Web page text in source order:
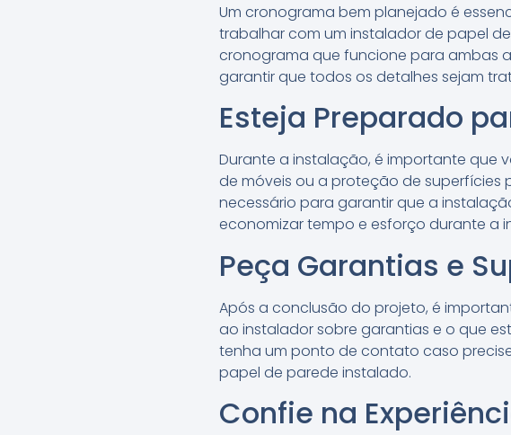
Um cronograma bem planejado é
trabalhar com um instalador de papel
cronograma que funcione para ambas
garantir que todos os detalhes sejam
Esteja Preparado
Durante a instalação, é importante que
de móveis ou a proteção de superfícies
necessário para garantir que a
economizar tempo e esforço durante a
Peça Garantias e
Após a conclusão do projeto, é
ao instalador sobre garantias e o que
tenha um ponto de contato caso
papel de parede instalado.
Confie na